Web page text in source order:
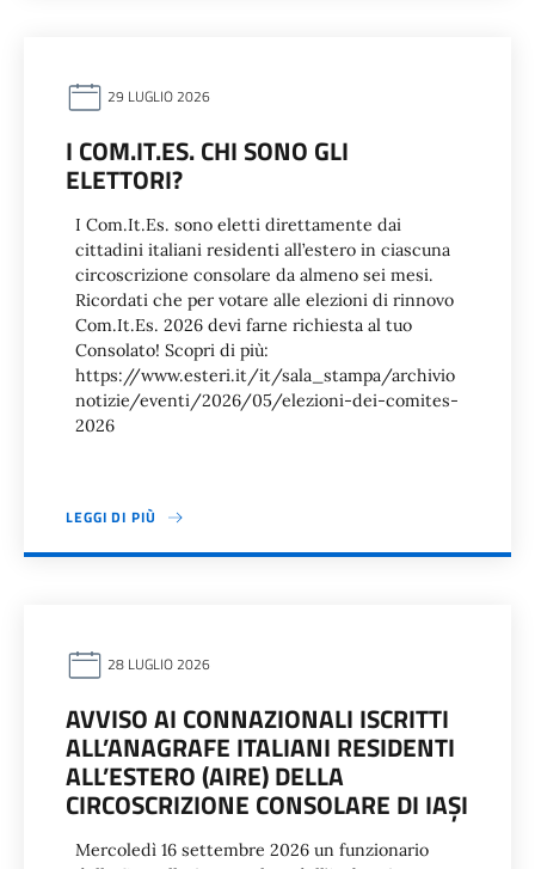
29 LUGLIO 2026
I COM.IT.ES. CHI SONO GLI
ELETTORI?
I Com.It.Es. sono eletti direttamente dai
cittadini italiani residenti all’estero in ciascuna
circoscrizione consolare da almeno sei mesi.
Ricordati che per votare alle elezioni di rinnovo
Com.It.Es. 2026 devi farne richiesta al tuo
Consolato! Scopri di più:
https://www.esteri.it/it/sala_stampa/archivio
notizie/eventi/2026/05/elezioni-dei-comites-
2026
LEGGI DI PIÙ
28 LUGLIO 2026
AVVISO AI CONNAZIONALI ISCRITTI
ALL’ANAGRAFE ITALIANI RESIDENTI
ALL’ESTERO (AIRE) DELLA
CIRCOSCRIZIONE CONSOLARE DI IAŞI
Mercoledì 16 settembre 2026 un funzionario